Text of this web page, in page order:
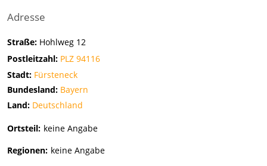
Adresse
Straße: Hohlweg 12
Postleitzahl: PLZ 94116
Stadt: Fürsteneck
Bundesland: Bayern
Land: Deutschland
Ortsteil: keine Angabe
Regionen: keine Angabe